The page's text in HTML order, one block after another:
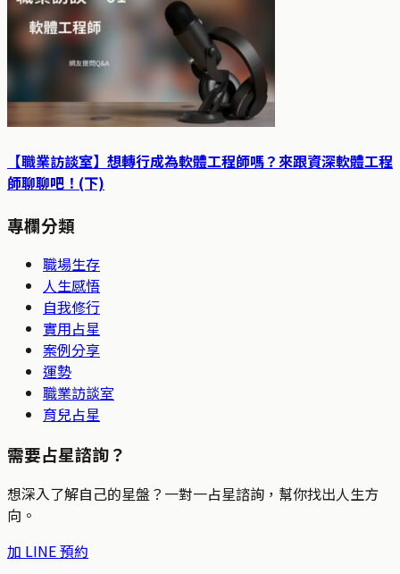
【職業訪談室】想轉行成為軟體工程師嗎？來跟資深軟體工程
師聊聊吧！(下)
專欄分類
職場生存
人生感悟
自我修行
實用占星
案例分享
運勢
職業訪談室
育兒占星
需要占星諮詢？
想深入了解自己的星盤？一對一占星諮詢，幫你找出人生方
向。
加 LINE 預約